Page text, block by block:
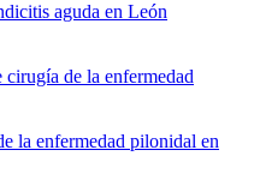
aguda en León
cirugía de la enfermedad
la enfermedad pilonidal en